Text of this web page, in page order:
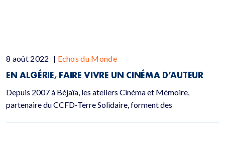
8 août 2022 | Echos du Monde
EN ALGÉRIE, FAIRE VIVRE UN CINÉMA D’AUTEUR
Depuis 2007 à Béjaïa, les ateliers Cinéma et Mémoire,
partenaire du CCFD-Terre Solidaire, forment des